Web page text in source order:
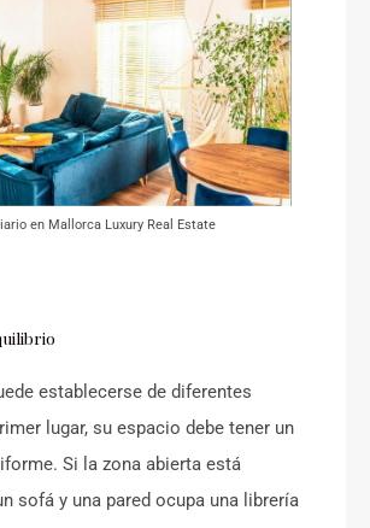
en Mallorca Luxury Real Estate
establecerse de diferentes
lugar, su espacio debe tener un
Si la zona abierta está
sofá y una pared ocupa una librería